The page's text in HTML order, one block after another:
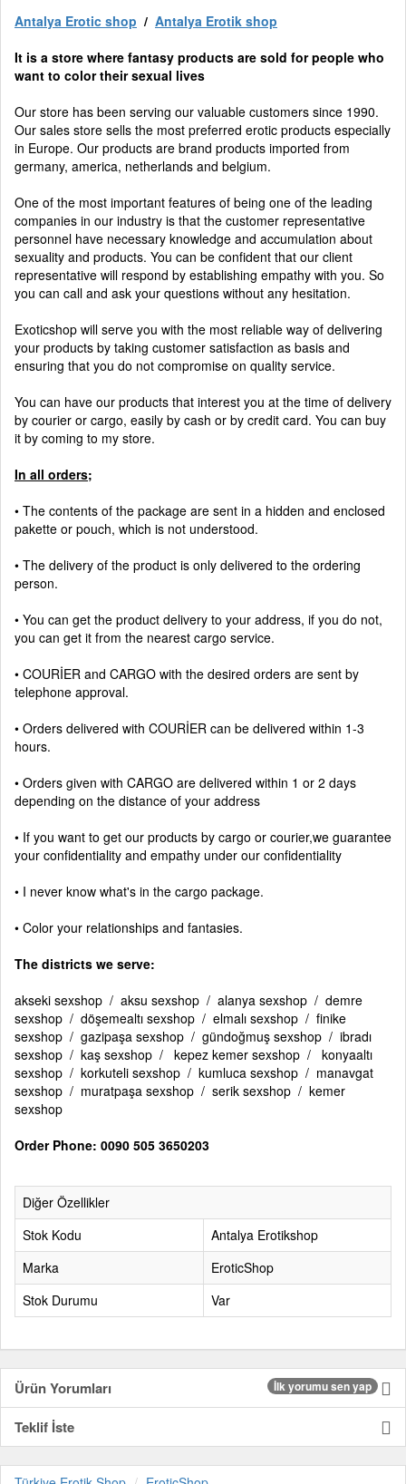
Antalya Erotic shop / Antalya Erotik shop
It is a store where fantasy products are sold for people who
want to color their sexual lives
Our store has been serving our valuable customers since 1990.
Our sales store sells the most preferred erotic products especially
in Europe. Our products are brand products imported from
germany, america, netherlands and belgium.
One of the most important features of being one of the leading
companies in our industry is that the customer representative
personnel have necessary knowledge and accumulation about
sexuality and products. You can be confident that our client
representative will respond by establishing empathy with you. So
you can call and ask your questions without any hesitation.
Exoticshop will serve you with the most reliable way of delivering
your products by taking customer satisfaction as basis and
ensuring that you do not compromise on quality service.
You can have our products that interest you at the time of delivery
by courier or cargo, easily by cash or by credit card. You can buy
it by coming to my store.
In all orders;
• The contents of the package are sent in a hidden and enclosed
pakette or pouch, which is not understood.
• The delivery of the product is only delivered to the ordering
person.
• You can get the product delivery to your address, if you do not,
you can get it from the nearest cargo service.
• COURİER and CARGO with the desired orders are sent by
telephone approval.
• Orders delivered with COURİER can be delivered within 1-3
hours.
• Orders given with CARGO are delivered within 1 or 2 days
depending on the distance of your address
• If you want to get our products by cargo or courier,we guarantee
your confidentiality and empathy under our confidentiality
• I never know what's in the cargo package.
• Color your relationships and fantasies.
The districts we serve:
akseki sexshop / aksu sexshop / alanya sexshop / demre
sexshop / döşemealtı sexshop / elmalı sexshop / finike
sexshop / gazipaşa sexshop / gündoğmuş sexshop / ibradı
sexshop / kaş sexshop / kepez kemer sexshop / konyaaltı
sexshop / korkuteli sexshop / kumluca sexshop / manavgat
sexshop / muratpaşa sexshop / serik sexshop / kemer
sexshop
Order Phone: 0090 505 3650203
Diğer Özellikler
Stok Kodu
Antalya Erotikshop
Marka
EroticShop
Stok Durumu
Var
Ürün Yorumları İlk yorumu sen yap
Teklif İste